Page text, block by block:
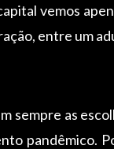
vemos
entre um
sempre as
pandêmico.